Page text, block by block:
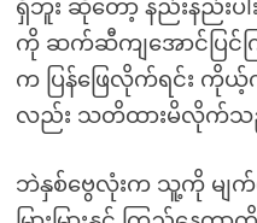
ရှိဘူး ဆိုတော့ နည်းနည်းပ
ကို ဆက်ဆီကျအောင်ပြင်
က ပြန်ဖြေလိုက်ရင်း
လည်း သတိထားမိလိုက်သ
ဘဲနှစ်ဗွေလုံးက သူ့ကို မျက်